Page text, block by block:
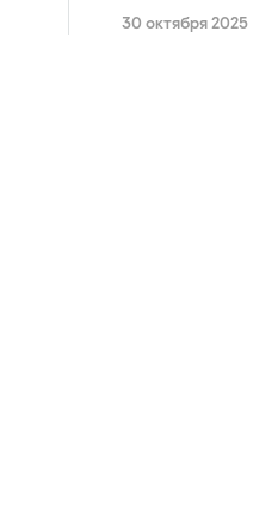
30 октября 2025